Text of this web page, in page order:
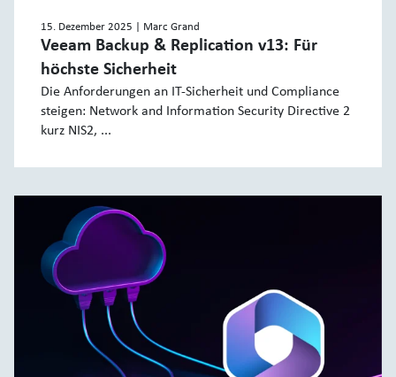
15. Dezember 2025 | Marc Grand
Veeam Backup & Replication v13: Für
höchste Sicherheit
Die Anforderungen an IT-Sicherheit und Compliance
steigen: Network and Information Security Directive 2
kurz NIS2, ...